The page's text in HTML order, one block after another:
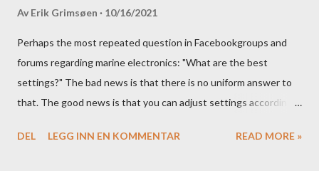
Av Erik Grimsøen 10/16/2021
Perhaps the most repeated question in Facebookgroups and
forums regarding marine electronics: "What are the best
settings?" The bad news is that there is no uniform answer to
that. The good news is that you can adjust settings according
you should tweak and why. Here is part 1 of our guide to get the
DEL LEGG INN EN KOMMENTAR READ MORE »